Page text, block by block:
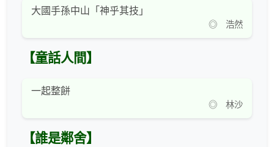
大國手孫中山「神乎其技」
◎ 浩然
【童話人間】
一起整餅
◎ 林沙
【誰是鄰舍】